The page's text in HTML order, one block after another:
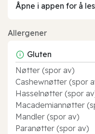
Åpne i appen for å
Allergener
Gluten
Nøtter (spor av)
Cashewnøtter (spor
Hasselnøtter (spor
Macademiannøtter
Mandler (spor av)
Paranøtter (spor av)